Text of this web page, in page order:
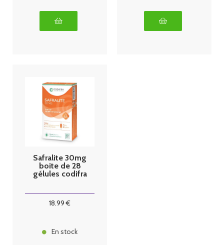
Safralite 30mg
boite de 28
gélules codifra
18.99 €
En stock